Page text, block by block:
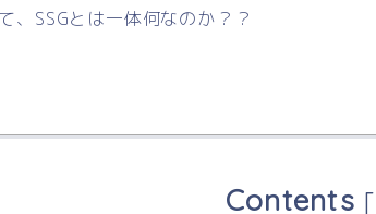
、SSGとは一体何なのか？？
Contents [